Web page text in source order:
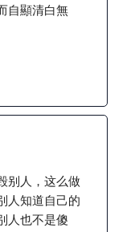
自顯清白無
别人，这么做
人知道自己的
人也不是傻